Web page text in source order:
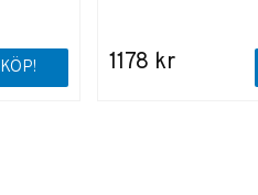
KÖP! 1178 kr